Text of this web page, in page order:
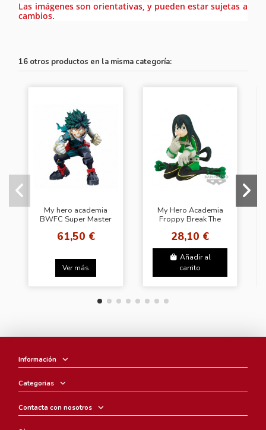
Las imágenes son orientativas, y pueden estar sujetas a
cambios.
16 otros productos en la misma categoría:
My hero academia
BWFC Super Master
Midoriya Two
61,50 €
Ver más
My Hero Academia
Froppy Break The
28,10 €
Añadir al
carrito
Información
Categorias
Contacta con nosotros